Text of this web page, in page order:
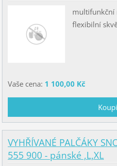
multifunkční
flexibilní
Vaše cena: 1 100,00 Kč
VYHŘÍVANÉ PALČÁKY
555 900 - pánské ,L,XL